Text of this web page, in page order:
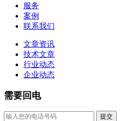
服务
案例
联系我们
文章资讯
技术文章
行业动态
企业动态
需要回电
提交